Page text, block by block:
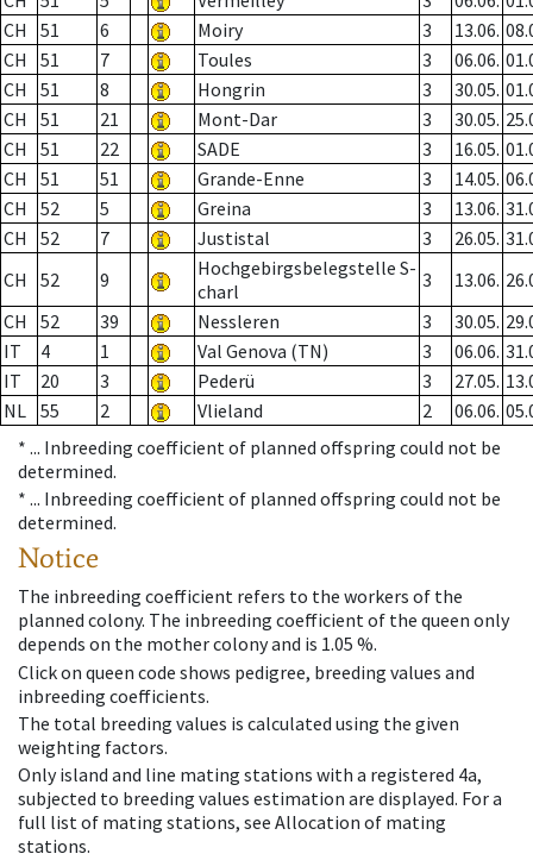
CH
51 6 Moiry 3 13.06.
CH
51 7 Toules 3 06.06.
CH
51 8 Hongrin 3 30.05.
CH
51 21 Mont-Dar 3 30.05.
CH
51 22 SADE 3 16.05.
CH
51 51 Grande-Enne 3 14.05.
CH
52 5 Greina 3 13.06.
CH
52 7 Justistal 3 26.05.
CH
52 9
Hochgebirgsbelegstelle S-
charl
3 13.06.
CH
52 39 Nessleren 3 30.05.
IT
4 1 Val Genova (TN) 3 06.06.
IT
20 3 Pederü 3 27.05.
NL 55 2 Vlieland 2 06.06.
* ... Inbreeding coefficient of planned offspring could not be
determined.
* ... Inbreeding coefficient of planned offspring could not be
determined.
Notice
The inbreeding coefficient refers to the workers of the
planned colony. The inbreeding coefficient of the queen only
depends on the mother colony and is 1.05 %.
Click on queen code shows pedigree, breeding values and
inbreeding coefficients.
The total breeding values is calculated using the given
weighting factors.
Only island and line mating stations with a registered 4a,
subjected to breeding values estimation are displayed. For a
full list of mating stations, see Allocation of mating
stations.